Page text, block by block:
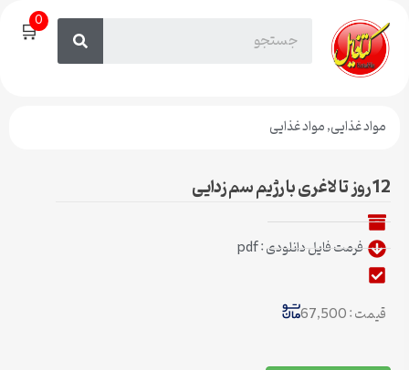
🛒0
مواد غذایی,مواد غذایی
12 روز تا لاغری با رژیم سم زدایی
فرمت فایل دانلودی : pdf
قیمت : 67,500